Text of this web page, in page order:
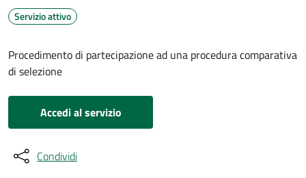
Servizio attivo
Procedimento di partecipazione ad una procedura comparativa
di selezione
Accedi al servizio
Condividi